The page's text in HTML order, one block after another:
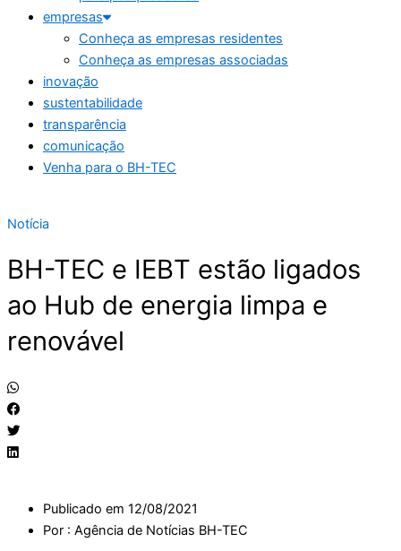
empresas
Conheça as empresas residentes
Conheça as empresas associadas
inovação
sustentabilidade
transparência
comunicação
Venha para o BH-TEC
Notícia
BH-TEC e IEBT estão ligados
ao Hub de energia limpa e
renovável
Publicado em 12/08/2021
Por : Agência de Notícias BH-TEC